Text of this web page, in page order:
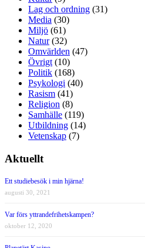
Lag och ordning (31)
Media (30)
Miljö (61)
Natur(32)
Omvärlden (47)
Övrigt (10)
Politik (168)
Psykologi (40)
Rasism (41)
Religion (8)
Samhälle (119)
Utbildning (14)
Vetenskap (7)
Aktuellt
Ett studiebesök i min hjärna!
augusti 30, 2021
Var förs yttrandefrihetskampen?
oktober 12, 2020